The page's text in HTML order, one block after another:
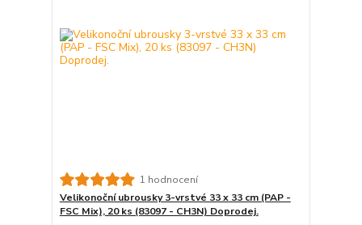
1 hodnocení
Velikonoční ubrousky 3-vrstvé 33 x 33 cm (PAP -
FSC Mix), 20 ks (83097 - CH3N) Doprodej.